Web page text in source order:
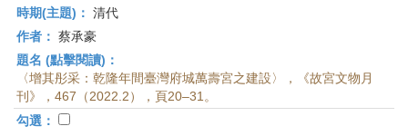
時期(主題)： 清代
作者： 蔡承豪
題名 (點擊閱讀)：
〈增其彤采：乾隆年間臺灣府城萬壽宮之建設〉，《故宮文物月
刊》，467（2022.2），頁20–31。
勾選：